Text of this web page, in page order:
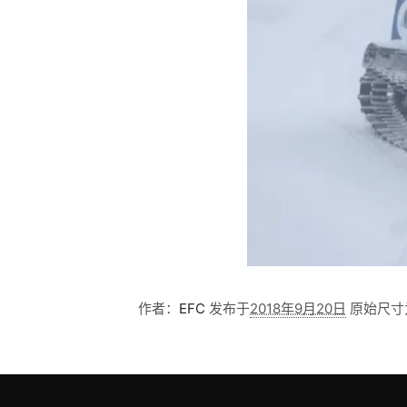
作者： EFC 发布于2018年9月20日 原始尺